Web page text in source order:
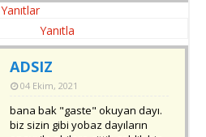
Yanıtlar
Yanıtla
ADSIZ
04 Ekim, 2021
bana bak "gaste" okuyan dayı.
biz sizin gibi yobaz dayıların